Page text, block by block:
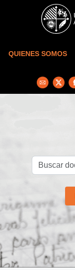
Skip to main content
QUIENES SOMOS